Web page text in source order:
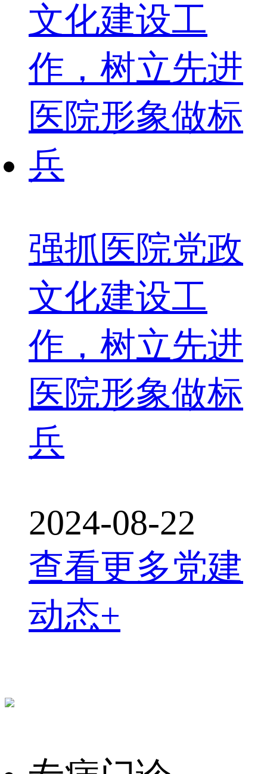
强抓医院党政
文化建设工
作，树立先进
医院形象做标
兵
2024-08-22
查看更多党建
动态+